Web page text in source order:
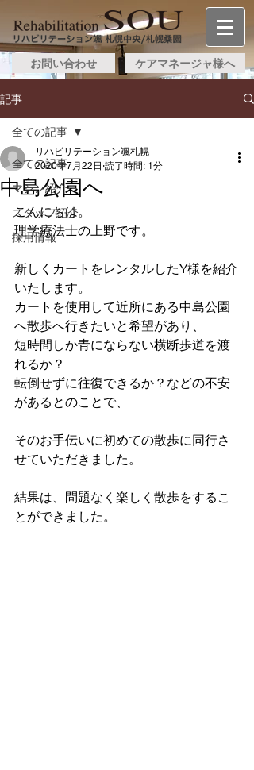
お問い合わせ ケアマネージャ様へ
記事
全ての記事
マシン紹介
スタッフ紹介
採用情報
全ての記事
中島公園へ
リハビリテーション颯札幌
2020年7月22日 読了時間: 1分
こんにちは。
理学療法士の上野です。
新しくカートをレンタルしたY様を紹介
いたします。
カートを使用して近所にある中島公園
へ散歩へ行きたいと希望があり、
短時間しか青にならない横断歩道を渡
れるか？
転倒せずに往復できるか？などの不安
があるとのことで、
そのお手伝いに初めての散歩に同行さ
せていただきました。
結果は、問題なく楽しく散歩をするこ
とができました。